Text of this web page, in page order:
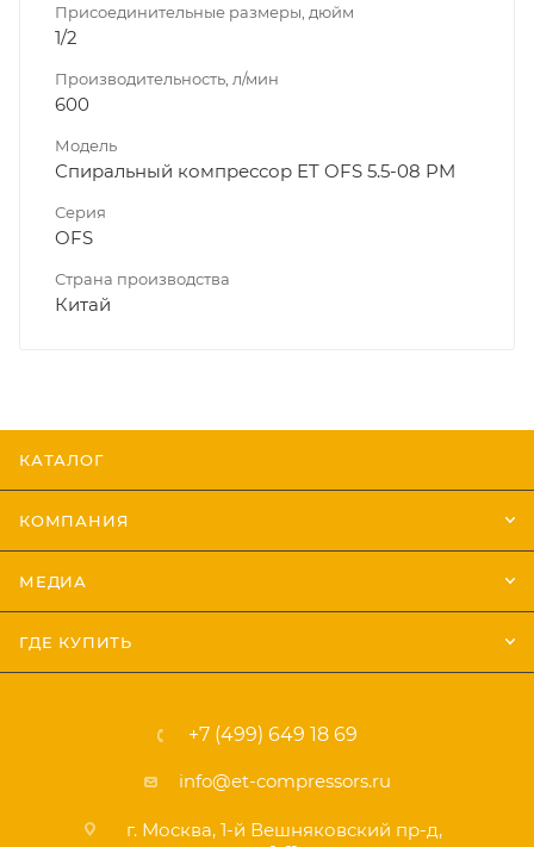
Присоединительные размеры, дюйм
1/2
Производительность, л/мин
600
Модель
Спиральный компрессор ET OFS 5.5-08 PM
Серия
OFS
Страна производства
Китай
КАТАЛОГ
КОМПАНИЯ
МЕДИА
ГДЕ КУПИТЬ
+7 (499) 649 18 69
info@et-compressors.ru
г. Москва, 1-й Вешняковский пр-д,